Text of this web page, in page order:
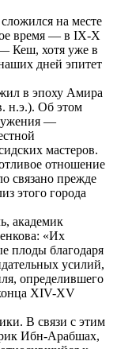
на месте
время — в IX-X
Кеш, хотя уже в
дней эпитет
в эпоху Амира
н.э.). Об этом
—
мастеров.
отношение
связано прежде
этого города
академик
«Их
плоды благодаря
усилий,
определившего
XIV-XV
В связи с этим
Ибн-Арабшах,